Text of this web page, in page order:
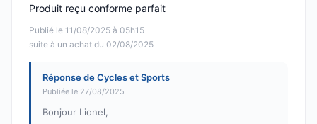
Publié le 11/08/2025 à 05h15
suite à un achat du 02/08/2025
Produit reçu conforme parfait
Réponse de Cycles et Sports
Publiée le 27/08/2025
Bonjour Lionel,